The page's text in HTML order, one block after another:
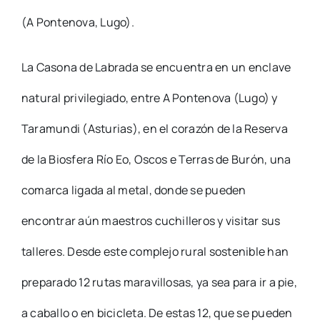
(A Pontenova, Lugo).
La Casona de Labrada se encuentra en un enclave
natural privilegiado, entre A Pontenova (Lugo) y
Taramundi (Asturias), en el corazón de la Reserva
de la Biosfera Río Eo, Oscos e Terras de Burón, una
comarca ligada al metal, donde se pueden
encontrar aún maestros cuchilleros y visitar sus
talleres. Desde este complejo rural sostenible han
preparado 12 rutas maravillosas, ya sea para ir a pie,
a caballo o en bicicleta. De estas 12, que se pueden